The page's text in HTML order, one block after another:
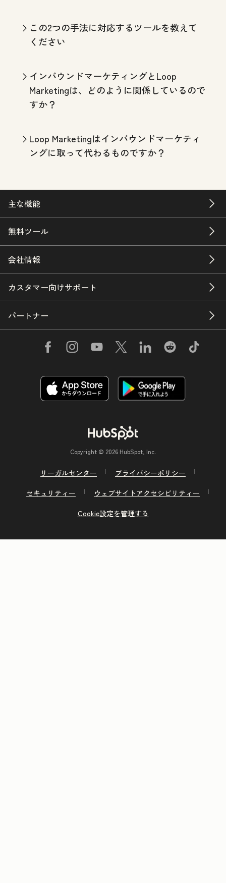
この2つの手法に対応するツールを教えて
ください
インバウンドマーケティングとLoop
Marketingは、どのように関係しているので
すか？
Loop Marketingはインバウンドマーケティ
ングに取って代わるものですか？
主な機能
無料ツール
会社情報
カスタマー向けサポート
パートナー
Copyright © 2026 HubSpot, Inc.
リーガルセンター
プライバシーポリシー
セキュリティー
ウェブサイトアクセシビリティー
Cookie設定を管理する